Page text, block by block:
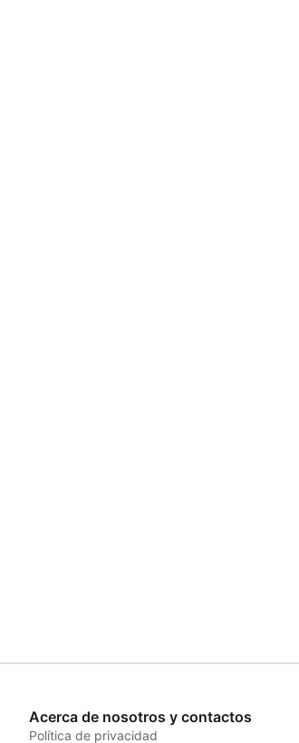
Acerca de nosotros y contactos
Política de privacidad